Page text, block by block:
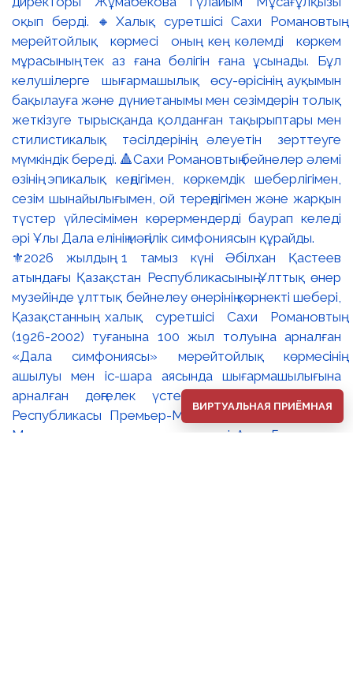
⚜️2026 жылдың 1 тамыз күні Әбілхан Қастеев
атындағы Қазақстан Республикасының Ұлттық өнер
музейінде ұлттық бейнелеу өнерінің көрнекті шебері,
Қазақстанның халық суретшісі Сахи Романовтың
(1926-2002) туғанына 100 жыл толуына арналған
«Дала симфониясы» мерейтойлық көрмесінің
ашылуы мен іс-шара аясында шығармашылығына
арналған дөңгелек үстел өтті. 🔹Қазақстан
Республикасы Премьер-Министрінің орынбасары –
Мәдениет және ақпарат министрі Аида Ғалымқызы
ВИРТУАЛЬНАЯ ПРИЁМНАЯ